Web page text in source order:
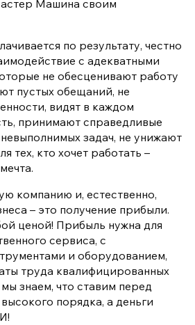
Машина своим
по результату, честно
с адекватными
не обесценивают работу
пустых обещаний, не
видят в каждом
принимают справедливые
задач, не унижают
тех, кто хочет работать –
компанию и, естественно,
– это получение прибыли.
ценой! Прибыль нужна для
сервиса, с
и оборудованием,
труда квалифицированных
знаем, что ставим перед
порядка, а деньги